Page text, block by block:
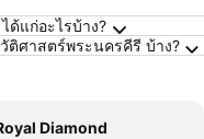
ด้แก่อะไรบ้าง?
ติศาสตร์พระนครคีรี บ้าง?
Diamond